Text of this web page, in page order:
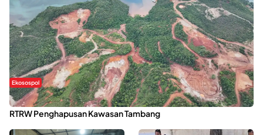
Ekosospol
Kabaena Menanti Kepastian Pemulihan Lingkungan Usai Revisi
RTRW Penghapusan Kawasan Tambang